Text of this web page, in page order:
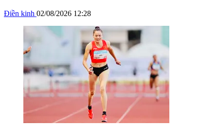
Điền kinh 02/08/2026 12:28